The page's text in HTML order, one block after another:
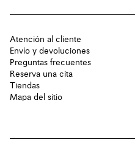
Atención al cliente
Envío y devoluciones
Preguntas frecuentes
Reserva una cita
Tiendas
Mapa del sitio